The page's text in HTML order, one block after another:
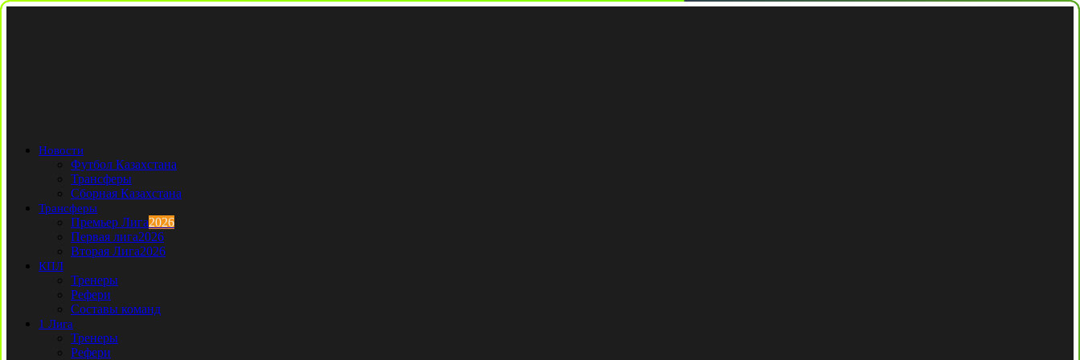
Новости
Футбол Казахстана
Трансферы
Сборная Казахстана
Трансферы
Премьер Лига2026
Первая лига2026
Вторая Лига2026
КПЛ
Тренеры
Рефери
Составы команд
1 Лига
Тренеры
Рефери